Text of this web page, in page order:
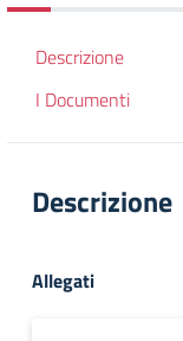
Descrizione
I Documenti
Descrizione
Allegati